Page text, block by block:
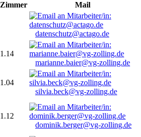
Zimmer
Mail
datenschutz@actago.de
1.14
marianne.baier@vg-zolling.de
1.04
silvia.beck@vg-zolling.de
1.12
dominik.berger@vg-zolling.de